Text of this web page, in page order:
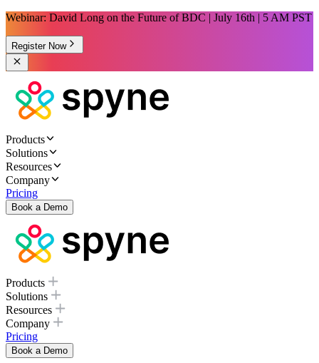
Webinar: David Long on the Future of BDC | July 16th | 5 AM PST
Register Now
Products
Solutions
Resources
Company
Pricing
Book a Demo
Products
Solutions
Resources
Company
Pricing
Book a Demo